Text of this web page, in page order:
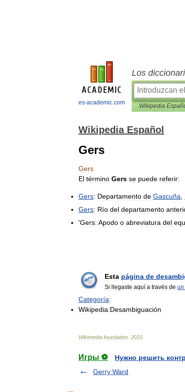
es-academic.com
Los
Wikipedia
Wikipedia Español
Gers
Gers
El término Gers se puede referir:
Gers: Departamento de Gascuña
Gers: Río del departamento
'Gers: Apodo o abreviatura del
Esta página de
Si llegaste aquí a través de un
Categoría:
Wikipedia:Desambiguación
Wikimedia foundation 2010
Игры ⚽
Нужно решить
Gerry Ward